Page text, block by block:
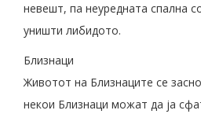
невешт, па неуредната спална
уништи либидото.
Близнаци
Животот на Близнаците се
некои Близнаци можат да ја